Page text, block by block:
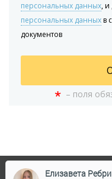
персональных данных, и
персональных данныхв
документов
* – поля
Аренда офисов
Елизавета